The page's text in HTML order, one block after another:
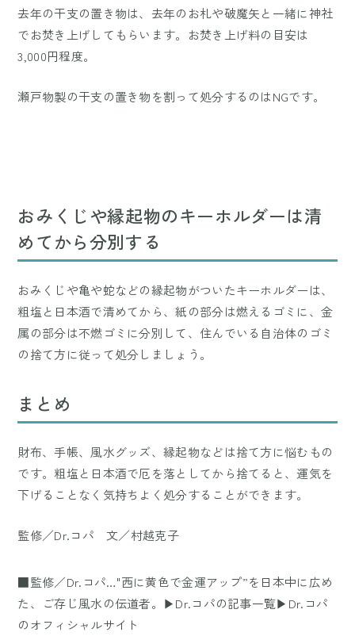
去年の干支の置き物は、去年のお札や破魔矢と一緒に神社
でお焚き上げしてもらいます。お焚き上げ料の目安は
3,000円程度。
瀬戸物製の干支の置き物を割って処分するのはNGです。
おみくじや縁起物のキーホルダーは清
めてから分別する
おみくじや亀や蛇などの縁起物がついたキーホルダーは、
粗塩と日本酒で清めてから、紙の部分は燃えるゴミに、金
属の部分は不燃ゴミに分別して、住んでいる自治体のゴミ
の捨て方に従って処分しましょう。
まとめ
財布、手帳、風水グッズ、縁起物などは捨て方に悩むもの
です。粗塩と日本酒で厄を落としてから捨てると、運気を
下げることなく気持ちよく処分することができます。
監修／Dr.コパ 文／村越克子
■監修／Dr.コパ…"西に黄色で金運アップ”を日本中に広め
た、ご存じ風水の伝道者。 ▶Dr.コパの記事一覧▶Dr.コパ
のオフィシャルサイト